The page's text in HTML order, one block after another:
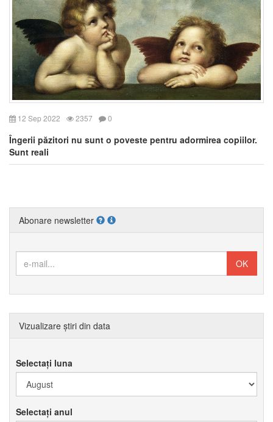
12 Sep 2022 2357 0
Îngerii păzitori nu sunt o poveste pentru adormirea copiilor.
Sunt reali
Abonare newsletter
Vizualizare știri din data
Selectați luna
Selectați anul